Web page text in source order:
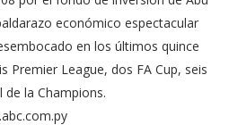
económico espectacular
en los últimos quince
Premier League, dos FA Cup, seis
de la Champions.